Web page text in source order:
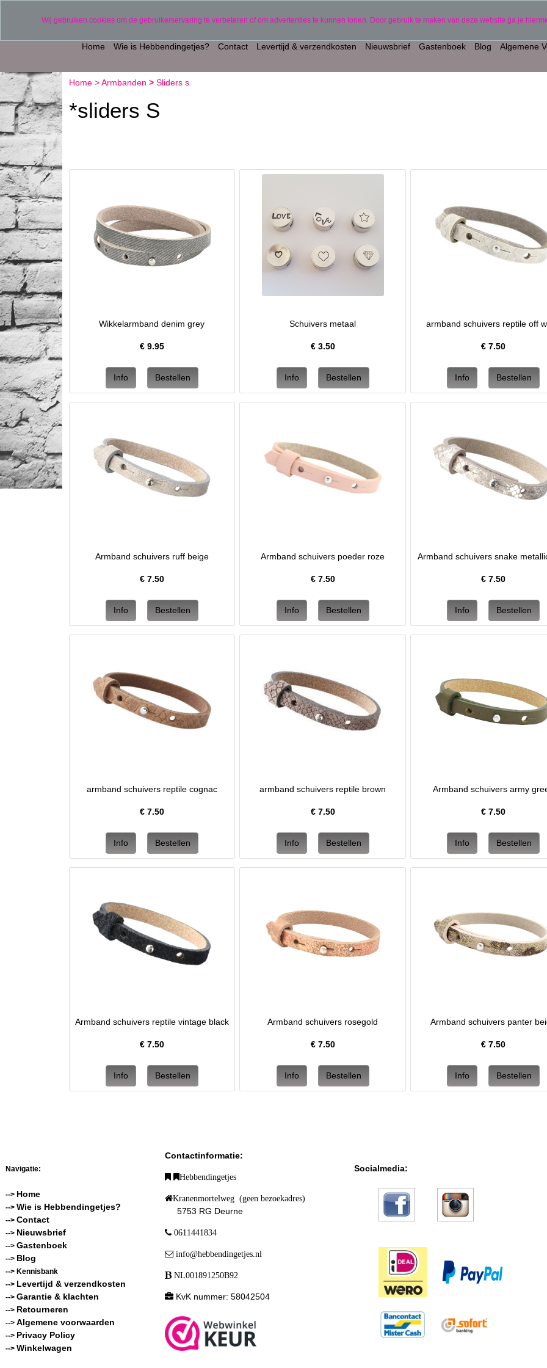
Home Wie is Hebbendingetjes? Contact Levertijd & verzendkosten Nieuwsbrief Gastenboek Blog Algemene
Home >Armbanden > Sliders s
*sliders S
Wikkelarmband denim grey
€ 9.95
Schuivers metaal
€ 3.50
armband schuivers reptile off
€7.50
Armband schuivers ruff beige
€ 7.50
Armband schuivers poeder roze
€ 7.50
Armband schuivers snake
€7.50
armband schuivers reptile cognac
€ 7.50
armband schuivers reptile brown
€ 7.50
Armband schuivers army
€7.50
Armband schuivers reptile vintage black
€ 7.50
Armband schuivers rosegold
€ 7.50
Armband schuivers panter
€7.50
Navigatie:
--> Home
--> Wie is Hebbendingetjes?
--> Contact
--> Nieuwsbrief
--> Gastenboek
--> Blog
--> Kennisbank
--> Levertijd & verzendkosten
--> Garantie & klachten
--> Retourneren
--> Algemene voorwaarden
--> Privacy Policy
--> Winkelwagen
Contactinformatie:
Hebbendingetjes
Kranenmortelweg (geen bezoekadres)
5753 RG Deurne
0611441834
info@hebbendingetjes.nl
NL001891250B92
KvK nummer: 58042504
Socialmedia:
Wij gebruiken cookies om de gebruikerservaring te verbeteren of om advertenties te kunnen tonen. Door gebruik te maken van deze website ga je